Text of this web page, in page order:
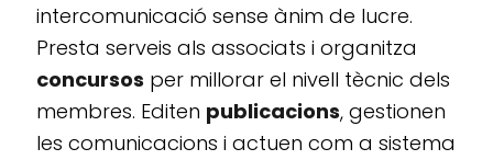
intercomunicació sense ànim de lucre.
Presta serveis als associats i organitza
concursos per millorar el nivell tècnic dels
membres. Editen publicacions, gestionen
les comunicacions i actuen com a sistema